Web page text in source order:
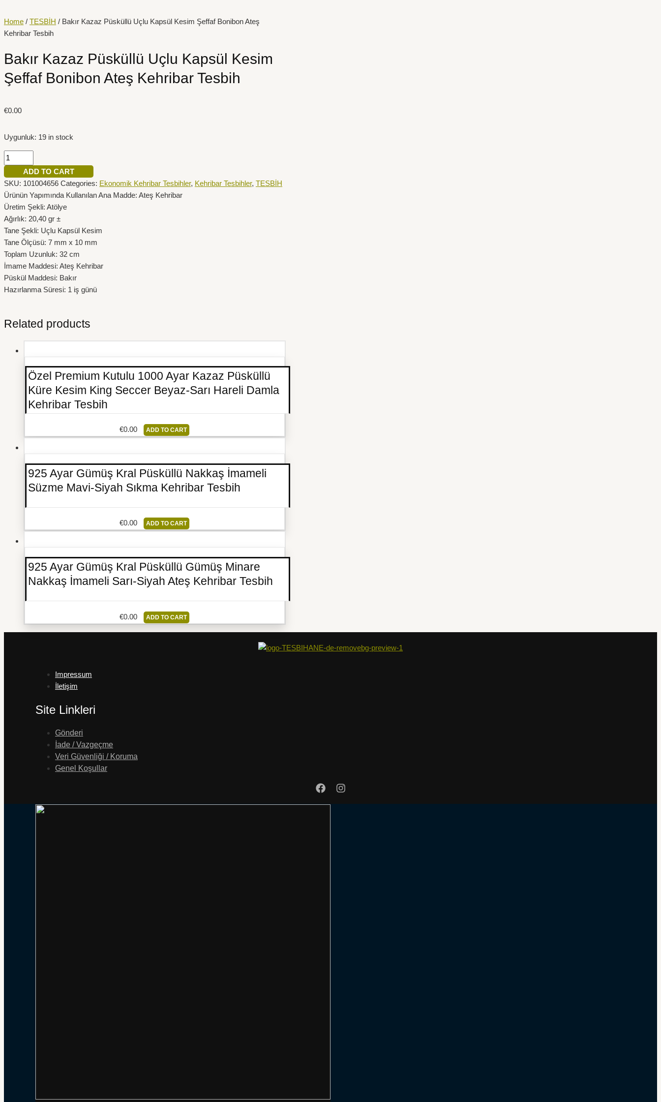
atla
Home / TESBİH / Bakır Kazaz Püsküllü Uçlu Kapsül Kesim Şeffaf Bonibon Ateş
Kehribar Tesbih
Bakır Kazaz Püsküllü Uçlu Kapsül Kesim
Şeffaf Bonibon Ateş Kehribar Tesbih
€0.00
Uygunluk: 19 in stock
Kazaz
Püsküllü
Kapsül
Kesim
Şeffaf
Bonibon
Kehribar
quantity
ADD TO CART
SKU: 101004656 Categories: Ekonomik Kehribar Tesbihler, Kehribar Tesbihler, TESBİH
Ürünün Yapımında Kullanılan Ana Madde: Ateş Kehribar
Üretim Şekli: Atölye
Ağırlık: 20,40 gr ±
Tane Şekli: Uçlu Kapsül Kesim
Tane Ölçüsü: 7 mm x 10 mm
Toplam Uzunluk: 32 cm
İmame Maddesi: Ateş Kehribar
Püskül Maddesi: Bakır
Hazırlanma Süresi: 1 iş günü
Related products
Özel Premium Kutulu 1000 Ayar Kazaz Püsküllü
Küre Kesim King Seccer Beyaz-Sarı Hareli Damla
Kehribar Tesbih
€0.00 ADD TO CART
925 Ayar Gümüş Kral Püsküllü Nakkaş İmameli
Süzme Mavi-Siyah Sıkma Kehribar Tesbih
€0.00 ADD TO CART
925 Ayar Gümüş Kral Püsküllü Gümüş Minare
Nakkaş İmameli Sarı-Siyah Ateş Kehribar Tesbih
€0.00 ADD TO CART
Impressum
İletişim
Site Linkleri
Gönderi
İade / Vazgeçme
Veri Güvenliği / Koruma
Genel Koşullar